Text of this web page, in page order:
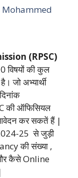
Mohammed
(RPSC)
विषयों की कुल
जो अभ्यार्थी
की ऑफिसियल
कर सकतें हैं |
25 से जुड़ी
की संख्या ,
कैसे Online